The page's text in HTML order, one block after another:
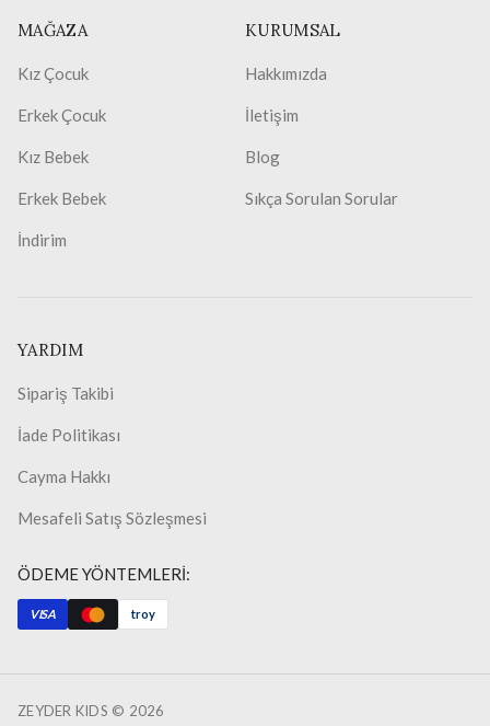
MAĞAZA
Kız Çocuk
Erkek Çocuk
Kız Bebek
Erkek Bebek
İndirim
KURUMSAL
Hakkımızda
İletişim
Blog
Sıkça Sorulan Sorular
YARDIM
Sipariş Takibi
İade Politikası
Cayma Hakkı
Mesafeli Satış Sözleşmesi
ÖDEME YÖNTEMLERİ:
VISA troy
ZEYDER KIDS © 2026